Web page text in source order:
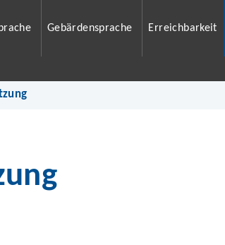
Gebärdensprache Erreichbarkeit